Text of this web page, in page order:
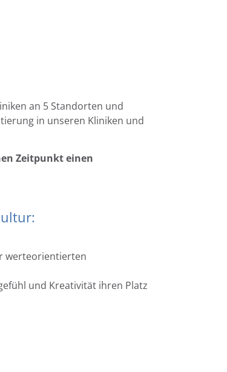
an 5 Standorten und
in unseren Kliniken und
Zeitpunkt einen
werteorientierten
und Kreativität ihren Platz